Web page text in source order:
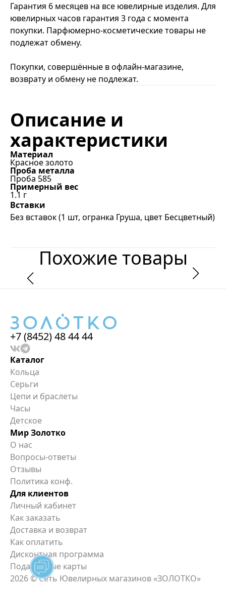
Гарантия 6 месяцев на все ювелирные изделия. Для
ювелирных часов гарантия 3 года с момента
покупки. Парфюмерно-косметические товары не
подлежат обмену.
Покупки, совершённые в офлайн-магазине,
возврату и обмену не подлежат.
Описание и
характеристики
Материал
Красное золото
Проба металла
Проба 585
Примерный вес
1.1 г
Вставки
Без вставок (1 шт, огранка Груша, цвет Бесцветный)
Похожие товары
+7 (8452) 48 44 44
Каталог
Кольца
Серьги
Цепи и браслеты
Часы
Детское
Мир Золотко
О нас
Вопросы-ответы
Отзывы
Политика конф.
Для клиентов
Личный кабинет
Как заказать
Доставка и возврат
Как оплатить
Дисконтная программа
Подарочные карты
2026 © Сеть Ювелирных магазинов «ЗОЛОТКО»